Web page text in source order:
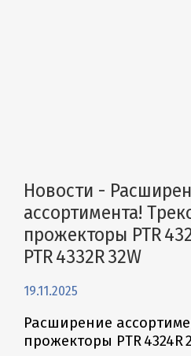
Новости -
ассортимента!
прожекторы PTR
PTR 4332R 32W
19.11.2025
Расширение
прожекторы PTR 4324R